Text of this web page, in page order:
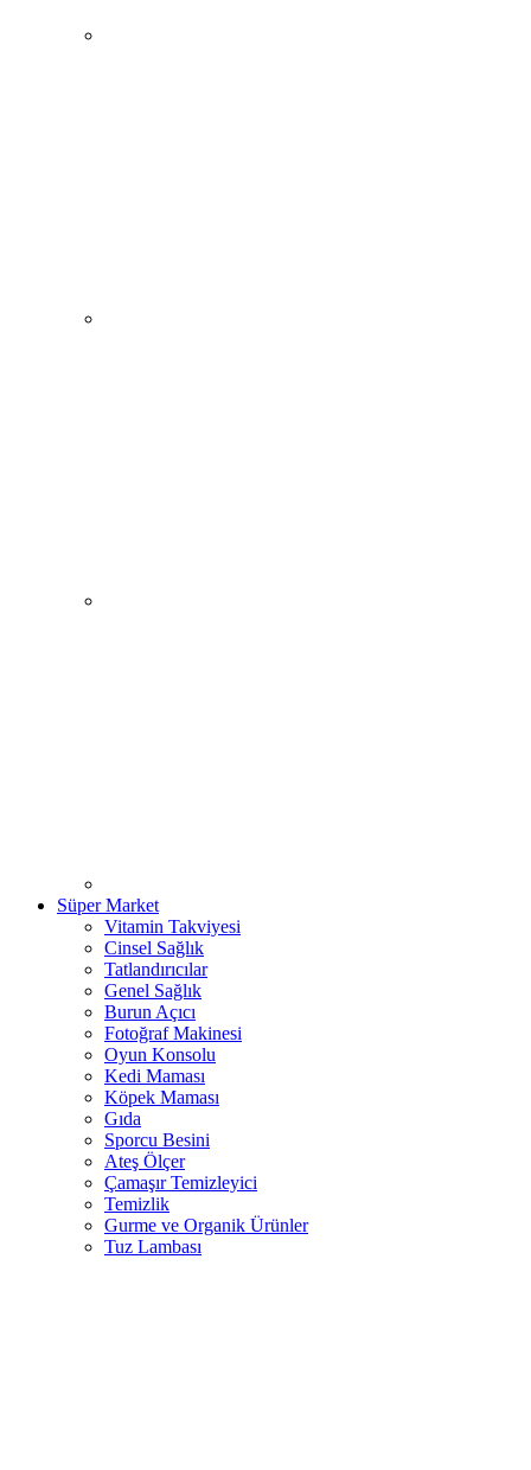
Süper Market
Vitamin Takviyesi
Cinsel Sağlık
Tatlandırıcılar
Genel Sağlık
Burun Açıcı
Fotoğraf Makinesi
Oyun Konsolu
Kedi Maması
Köpek Maması
Gıda
Sporcu Besini
Ateş Ölçer
Çamaşır Temizleyici
Temizlik
Gurme ve Organik Ürünler
Tuz Lambası